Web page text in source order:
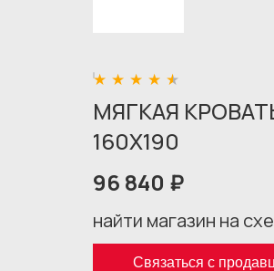
МЯГКАЯ
160X190
96 840 ₽
найти магазин на
Связаться с